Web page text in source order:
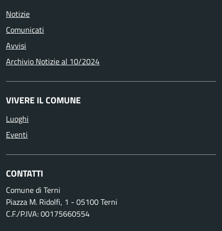
Notizie
Comunicati
Avvisi
Archivio Notizie al 10/2024
VIVERE IL COMUNE
Luoghi
Eventi
CONTATTI
Comune di Terni
Piazza M. Ridolfi, 1 - 05100 Terni
C.F./P.IVA: 00175660554